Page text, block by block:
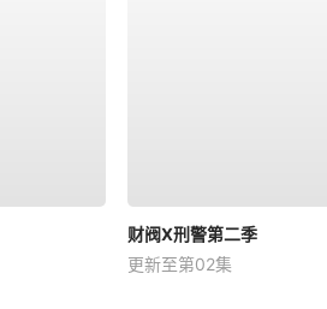
财阀X刑警第二季
更新至第02集